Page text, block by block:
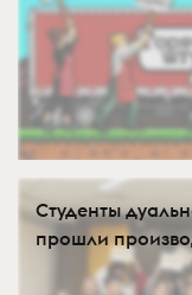
Студенты
прошли